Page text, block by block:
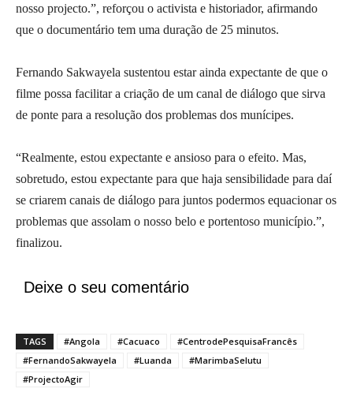
nosso projecto.”, reforçou o activista e historiador, afirmando
que o documentário tem uma duração de 25 minutos.
Fernando Sakwayela sustentou estar ainda expectante de que o
filme possa facilitar a criação de um canal de diálogo que sirva
de ponte para a resolução dos problemas dos munícipes.
“Realmente, estou expectante e ansioso para o efeito. Mas,
sobretudo, estou expectante para que haja sensibilidade para daí
se criarem canais de diálogo para juntos podermos equacionar os
problemas que assolam o nosso belo e portentoso município.”,
finalizou.
Deixe o seu comentário
TAGS #Angola #Cacuaco
#CentrodePesquisaFrancês
#FernandoSakwayela
#Luanda
#MarimbaSelutu
#ProjectoAgir